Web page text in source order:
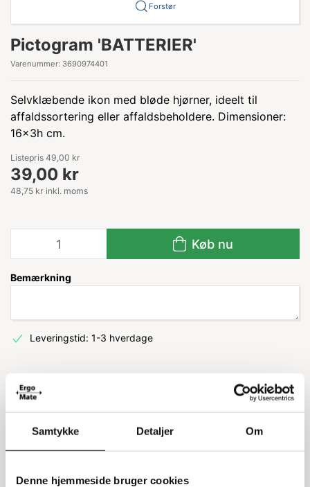
Samtykke Detaljer Om
Denne hjemmeside bruger cookies
Forstør
Pictogram 'BATTERIER'
Varenummer: 3690974401
Selvklæbende ikon med bløde hjørner, ideelt til
affaldssortering eller affaldsbeholdere. Dimensioner:
16x3h cm.
Listepris 49,00 kr
39,00 kr
48,75 kr inkl. moms
Køb nu
Bemærkning
Leveringstid: 1-3 hverdage
Information
Selvklæbende pictogram til